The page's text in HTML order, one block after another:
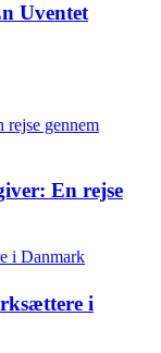
Uventet
En rejse
i